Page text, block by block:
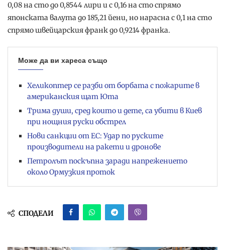
0,08 на сто до 0,8544 лири и с 0,16 на сто спрямо
японската валута до 185,21 йени, но нарасна с 0,1 на сто
спрямо швейцарския франк до 0,9214 франка.
Може да ви хареса също
Хеликоптер се разби от борбата с пожарите в
американския щат Юта
Трима души, сред които и дете, са убити в Киев
при нощния руски обстрел
Нови санкции от ЕС: Удар по руските
производители на ракети и дронове
Петролът поскъпна заради напрежението
около Ормузкия проток
СПОДЕЛИ